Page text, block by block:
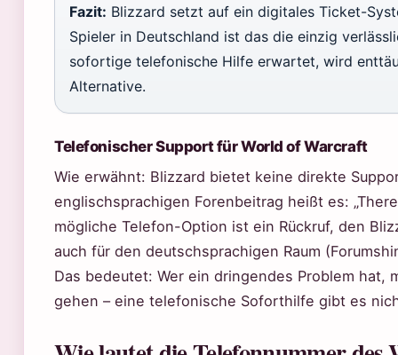
Fazit: Blizzard setzt auf ein digitales Ticket-
Spieler in Deutschland ist das die einzig
sofortige telefonische Hilfe erwartet, wird
Alternative.
Telefonischer Support für World of Warcraft
Wie erwähnt: Blizzard bietet keine direkte
englischsprachigen Forenbeitrag heißt es:
mögliche Telefon-Option ist ein Rückruf, den
auch für den deutschsprachigen Raum
Das bedeutet: Wer ein dringendes Problem hat,
gehen – eine telefonische Soforthilfe gibt es